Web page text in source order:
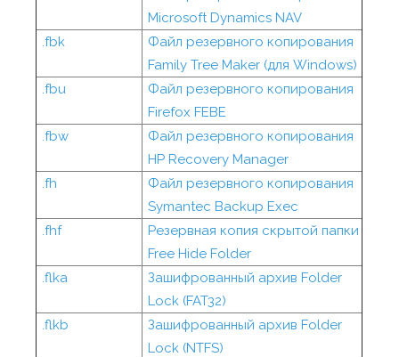
Microsoft Dynamics NAV
.fbk
Файл резервного копирования
Family Tree Maker (для Windows)
.fbu
Файл резервного копирования
Firefox FEBE
.fbw
Файл резервного копирования
HP Recovery Manager
.fh
Файл резервного копирования
Symantec Backup Exec
.fhf
Резервная копия скрытой папки
Free Hide Folder
.flka
Зашифрованный архив Folder
Lock (FAT32)
.flkb
Зашифрованный архив Folder
Lock (NTFS)